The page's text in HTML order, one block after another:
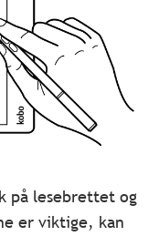
på lesebrettet og
er viktige, kan